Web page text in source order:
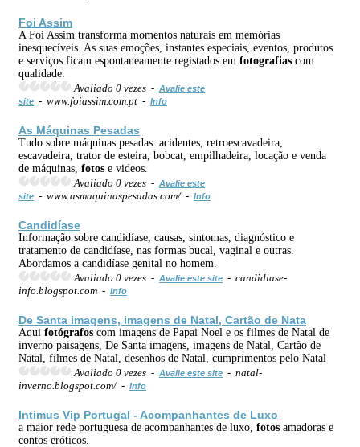
Foi Assim
A Foi Assim transforma momentos naturais em memórias
inesquecíveis. As suas emoções, instantes especiais, eventos, produtos
e serviços ficam espontaneamente registados em fotografias com
qualidade.
Avaliado 0 vezes - Avalie este
site - www.foiassim.com.pt - Info
As Máquinas Pesadas
Tudo sobre máquinas pesadas: acidentes, retroescavadeira,
escavadeira, trator de esteira, bobcat, empilhadeira, locação e venda
de máquinas, fotos e videos.
Avaliado 0 vezes - Avalie este
site - www.asmaquinaspesadas.com/ - Info
Candidíase
Informação sobre candidíase, causas, sintomas, diagnóstico e
tratamento de candidíase, nas formas bucal, vaginal e outras.
Abordamos a candidíase genital no homem.
Avaliado 0 vezes - Avalie este site - candidiase-
info.blogspot.com - Info
De Santa imagens, imagens de Natal, Cartão de Nata
Aqui fotógrafos com imagens de Papai Noel e os filmes de Natal de
inverno paisagens, De Santa imagens, imagens de Natal, Cartão de
Natal, filmes de Natal, desenhos de Natal, cumprimentos pelo Natal
Avaliado 0 vezes - Avalie este site - natal-
inverno.blogspot.com/ - Info
Intimus Vip Portugal - Acompanhantes de Luxo
a maior rede portuguesa de acompanhantes de luxo, fotos amadoras e
contos eróticos.